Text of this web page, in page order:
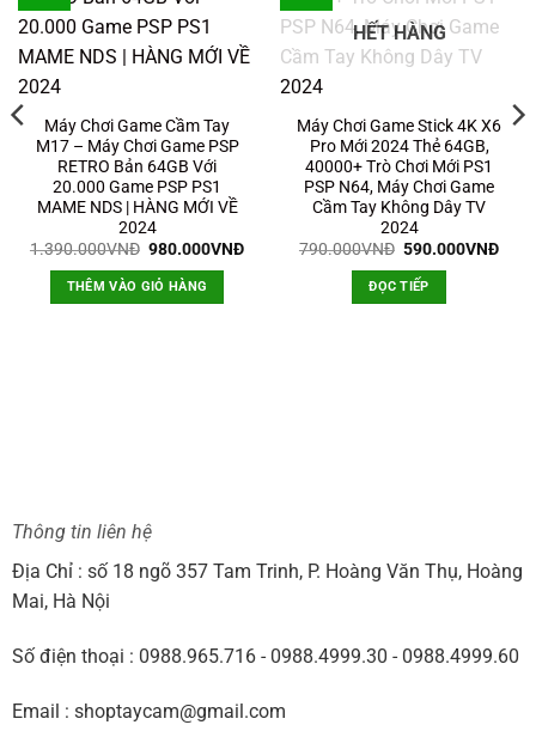
Máy Chơi Game Cầm Tay
M17 – Máy Chơi Game PSP
RETRO Bản 64GB Với
20.000 Game PSP PS1
MAME NDS | HÀNG MỚI VỀ
2024
1.390.000VNĐ Giá
là:
1.390.000VNĐ.
980.000VNĐGiá
THÊM VÀO GIỎ HÀNG
HẾT HÀNG
Máy Chơi Game Stick 4K X6
Pro Mới 2024 Thẻ 64GB,
40000+ Trò Chơi Mới PS1
PSP N64, Máy Chơi Game
Cầm Tay Không Dây TV
2024
790.000VNĐ Giá
là:
790.000VNĐ.
590.000VNĐGiá
ĐỌC TIẾP
Thông tin liên hệ
Địa Chỉ : số 18 ngõ 357 Tam Trinh, P. Hoàng Văn Thụ, Hoàng
Mai, Hà Nội
Số điện thoại : 0988.965.716 - 0988.4999.30 - 0988.4999.60
Email : shoptaycam@gmail.com